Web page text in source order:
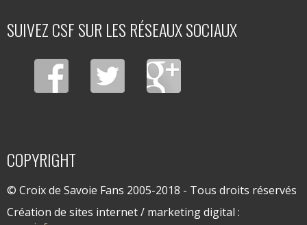
SUIVEZ CSF SUR LES RÉSEAUX SOCIAUX
COPYRIGHT
© Croix de Savoie Fans 2005-2018 - Tous droits réservés
Création de sites internet / marketing digital :